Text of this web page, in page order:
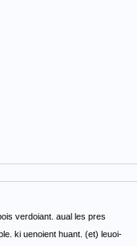
verdoiant. aual les pres
ki uenoient huant. (et) leuoi-